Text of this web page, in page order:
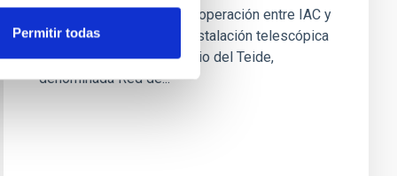
Permitir todas
Fijar los términos de la cooperación entre IAC y
SLOOH para operar una instalación telescópica
especial en el Observatorio del Teide,
denominada Red de...